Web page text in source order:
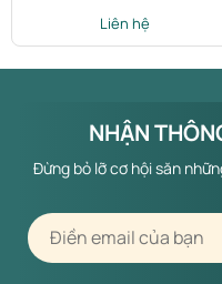
Liên hệ
NHẬN
Đừng bỏ lỡ cơ hội săn